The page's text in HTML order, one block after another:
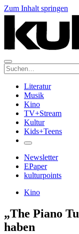
Zum Inhalt springen
Suche:
Literatur
Musik
Kino
TV+Stream
Kultur
Kids+Teens
Newsletter
EPaper
kulturpoints
Kino
„The Piano
haben